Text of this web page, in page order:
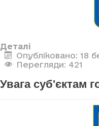
Деталі
Опубліковано: 18
Перегляди: 421
Увага суб'єктам